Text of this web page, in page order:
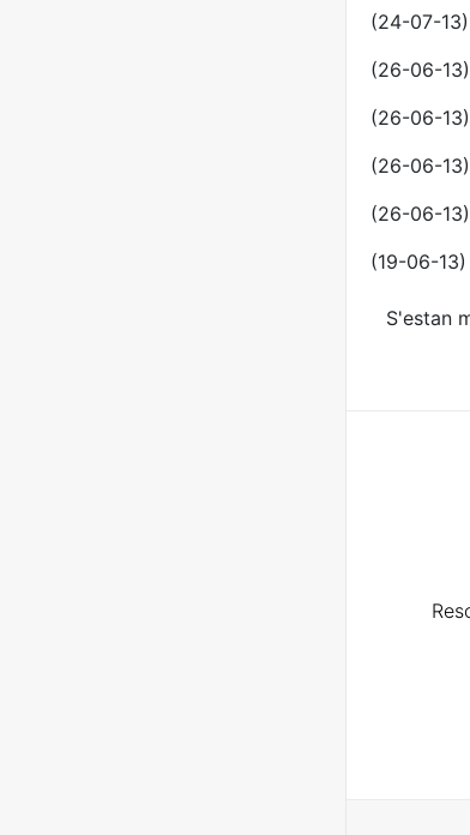
(24-07-13)
(26-06-13)
(26-06-13)
(26-06-13)
(26-06-13)
(19-06-13)
S'estan